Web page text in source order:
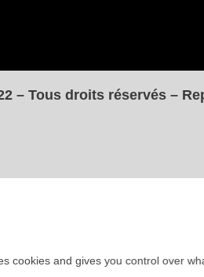
– Tous droits réservés –
cookies and gives you control over